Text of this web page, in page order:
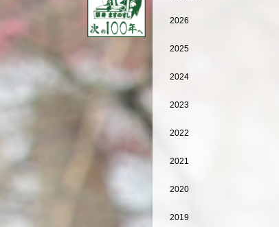
2026
2025
2024
2023
2022
2021
2020
2019